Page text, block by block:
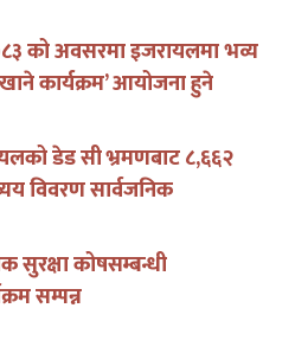
को अवसरमा इजरायलमा भव्य
कार्यक्रम’ आयोजना हुने
डेड सी भ्रमणबाट ८,६६२
विवरण सार्वजनिक
सुरक्षा कोषसम्बन्धी
सम्पन्न